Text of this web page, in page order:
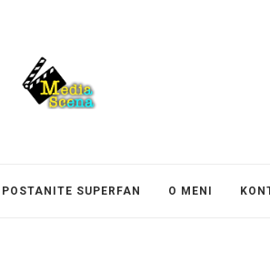
POSTANITE SUPERFAN O MENI